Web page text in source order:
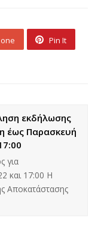
Pin It
εκδήλωσης
έως Παρασκευή
για
και 17:00 Η
Αποκατάστασης